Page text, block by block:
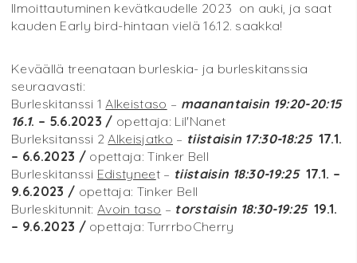
Ilmoittautuminen kevätkaudelle 2023 on auki, ja saat
kauden Early bird-hintaan vielä 16.12. saakka!
Keväällä treenataan burleskia- ja burleskitanssia
seuraavasti:
Burleskitanssi 1 Alkeistaso – maanantaisin 19:20-20:15
16.1. – 5.6.2023 / opettaja: Lil'Nanet
Burleksitanssi 2 Alkeisjatko – tiistaisin 17:30-18:25 17.1.
– 6.6.2023 / opettaja: Tinker Bell
Burleskitanssi Edistyneet – tiistaisin 18:30-19:25 17.1. –
9.6.2023 / opettaja: Tinker Bell
Burleskitunnit: Avoin taso – torstaisin 18:30-19:25 19.1.
– 9.6.2023 /opettaja: TurrrboCherry